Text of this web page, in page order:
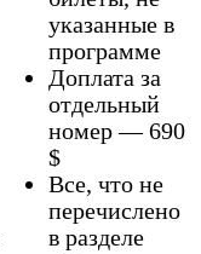
указанные в
программе
Доплата за
отдельный
номер — 690
$
Все, что не
перечислено
в разделе